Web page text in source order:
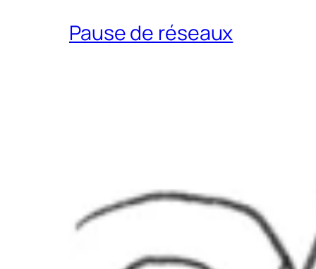
Pause de réseaux